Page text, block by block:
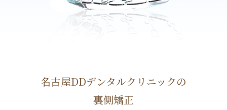
名古屋DDデンタルクリニックの
裏側矯正